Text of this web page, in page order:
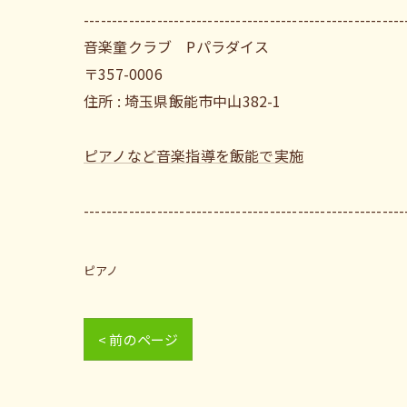
音楽童クラブ Pパラダイス
〒357-0006
住所 : 埼玉県飯能市中山382-1
ピアノなど音楽指導を飯能で実施
ピアノ
< 前のページ